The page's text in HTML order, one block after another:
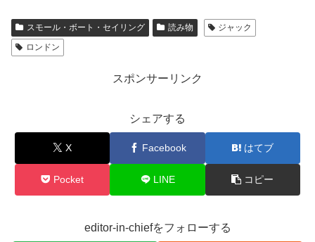
c
e
b
k
tt
er
e
スモール・ボート・セイリング 読み物
ジャック
ロンドン
スポンサーリンク
シェアする
X Facebook はてブ
Pocket LINE コピー
editor-in-chiefをフォローする